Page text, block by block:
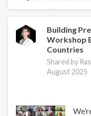
Society
2025
Building
Workshop
Countries
Shared by
August 2025